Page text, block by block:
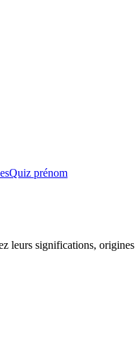
Quiz prénom
leurs significations, origines